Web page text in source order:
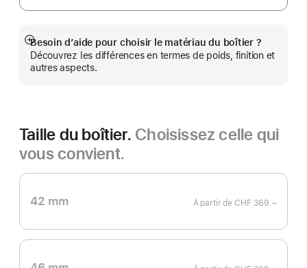
Besoin d’aide pour choisir le matériau du boîtier ?
Découvrez les différences en termes de poids, finition et
autres aspects.
Afficher
plus
Taille du boîtier. Choisissez celle qui
vous convient.
42 mm À partir de CHF 369.–